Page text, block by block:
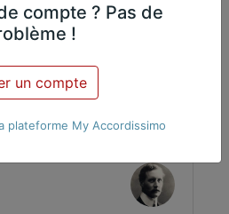
compte ? Pas de
!
un compte
plateforme My Accordissimo